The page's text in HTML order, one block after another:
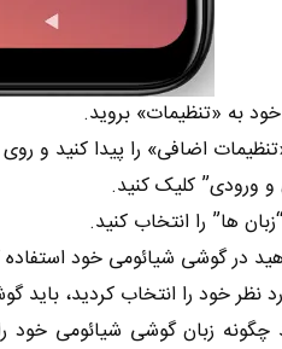
به «تنظیمات» بروید.
اضافی» را پیدا کنید و
ورودی” کلیک کنید.
ها” را انتخاب کنید.
در گوشی شیائومی خود
نظر خود را انتخاب کردید، باید
چگونه زبان گوشی شیائومی خود